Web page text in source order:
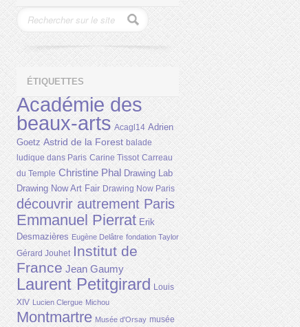
ÉTIQUETTES
Académie des
beaux-arts Acagl14 Adrien
Goetz Astrid de la Forest balade
ludique dans Paris Carine Tissot Carreau
du Temple Christine Phal Drawing Lab
Drawing Now Art Fair Drawing Now Paris
découvrir autrement Paris
Emmanuel Pierrat Erik
Desmazières Eugène Delâtre fondation Taylor
Gérard Jouhet Institut de
France Jean Gaumy
Laurent Petitgirard Louis
XIV Lucien Clergue Michou
Montmartre Musée d'Orsay musée